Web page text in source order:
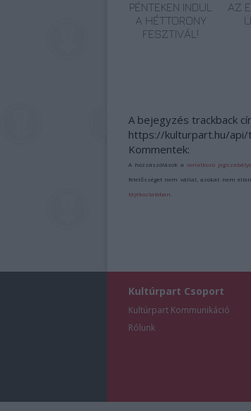
PÉNTEKEN INDUL
A HÉTTORONY
FESZTIVÁL!
AZ
A bejegyzés trackback
https://kulturpart.hu/
Kommentek:
A hozzászólások avonatkozó
felelősséget nem vállal, azokat nem
tájékoztatóban
Kultúrpart Csoport
Kultúrpart Kommunikáció
Rólunk